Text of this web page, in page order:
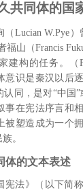
共同体的国
（ Lucian W.Pye ）
福山（Francis
建构的任务。
（
意识是秦汉以后
同，是对“中国”
事在宪法序言和
被塑造成为一个
。
体的文本表述
宪法》（以下简